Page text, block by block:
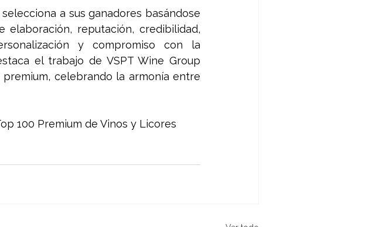
a sus ganadores basándose
reputación, credibilidad,
y compromiso con la
el trabajo de VSPT Wine Group
celebrando la armonía entre
100 Premium de Vinos y Licores